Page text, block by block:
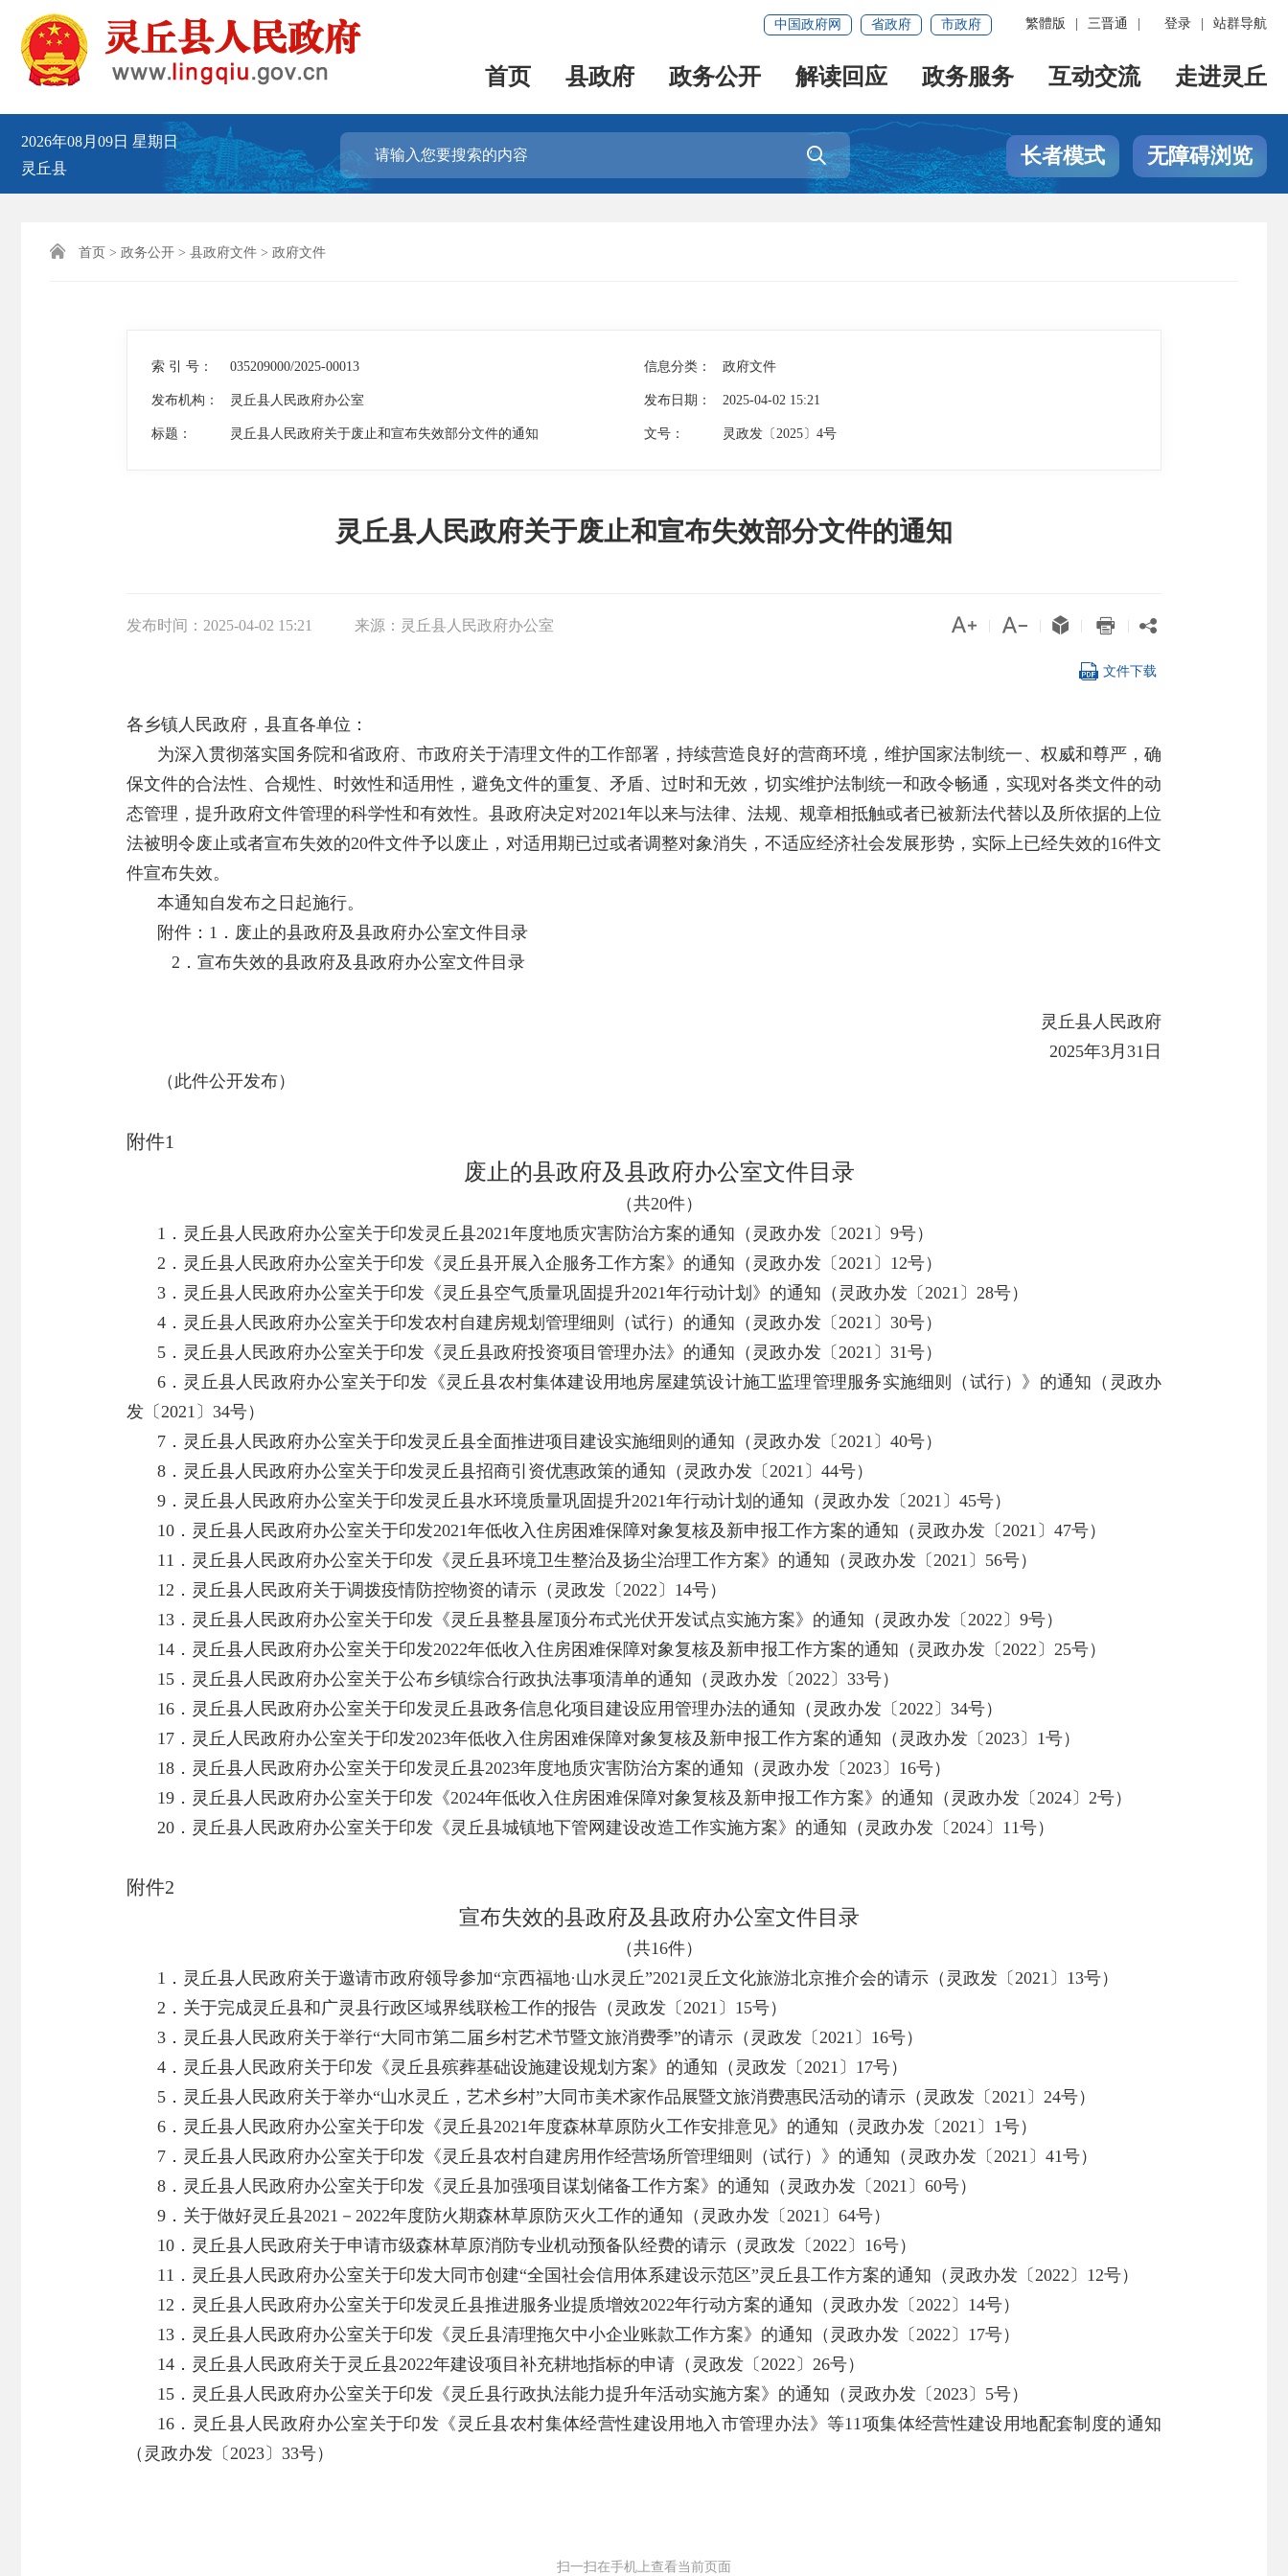
登录 站群导航
繁體版 三晋通
中国政府网 省政府 市政府
首页 县政府 政务公开 解读回应 政务服务 互动交流 走进灵丘
2026年08月09日 星期日
灵丘县
 长者模式 无障碍浏览
 首页 > 政务公开 > 县政府文件 > 政府文件
索 引 号： 035209000/2025-00013 信息分类： 政府文件
发布机构： 灵丘县人民政府办公室 发布日期： 2025-04-02 15:21
标题： 灵丘县人民政府关于废止和宣布失效部分文件的通知 文号： 灵政发〔2025〕4号
灵丘县人民政府关于废止和宣布失效部分文件的通知
发布时间： 2025-04-02 15:21 来源： 灵丘县人民政府办公室     
 文件下载
各乡镇人民政府，县直各单位：
为深入贯彻落实国务院和省政府、市政府关于清理文件的工作部署，持续营造良好的营商环境，维护国家法制统一、权威和尊严，确
保文件的合法性、合规性、时效性和适用性，避免文件的重复、矛盾、过时和无效，切实维护法制统一和政令畅通，实现对各类文件的动
态管理，提升政府文件管理的科学性和有效性。县政府决定对2021年以来与法律、法规、规章相抵触或者已被新法代替以及所依据的上位
法被明令废止或者宣布失效的20件文件予以废止，对适用期已过或者调整对象消失，不适应经济社会发展形势，实际上已经失效的16件文
件宣布失效。
本通知自发布之日起施行。
附件：1．废止的县政府及县政府办公室文件目录
2．宣布失效的县政府及县政府办公室文件目录
灵丘县人民政府
2025年3月31日
（此件公开发布）
附件1
废止的县政府及县政府办公室文件目录
（共20件）
1．灵丘县人民政府办公室关于印发灵丘县2021年度地质灾害防治方案的通知（灵政办发〔2021〕9号）
2．灵丘县人民政府办公室关于印发《灵丘县开展入企服务工作方案》的通知（灵政办发〔2021〕12号）
3．灵丘县人民政府办公室关于印发《灵丘县空气质量巩固提升2021年行动计划》的通知（灵政办发〔2021〕28号）
4．灵丘县人民政府办公室关于印发农村自建房规划管理细则（试行）的通知（灵政办发〔2021〕30号）
5．灵丘县人民政府办公室关于印发《灵丘县政府投资项目管理办法》的通知（灵政办发〔2021〕31号）
6．灵丘县人民政府办公室关于印发《灵丘县农村集体建设用地房屋建筑设计施工监理管理服务实施细则（试行）》的通知（灵政办
发〔2021〕34号）
7．灵丘县人民政府办公室关于印发灵丘县全面推进项目建设实施细则的通知（灵政办发〔2021〕40号）
8．灵丘县人民政府办公室关于印发灵丘县招商引资优惠政策的通知（灵政办发〔2021〕44号）
9．灵丘县人民政府办公室关于印发灵丘县水环境质量巩固提升2021年行动计划的通知（灵政办发〔2021〕45号）
10．灵丘县人民政府办公室关于印发2021年低收入住房困难保障对象复核及新申报工作方案的通知（灵政办发〔2021〕47号）
11．灵丘县人民政府办公室关于印发《灵丘县环境卫生整治及扬尘治理工作方案》的通知（灵政办发〔2021〕56号）
12．灵丘县人民政府关于调拨疫情防控物资的请示（灵政发〔2022〕14号）
13．灵丘县人民政府办公室关于印发《灵丘县整县屋顶分布式光伏开发试点实施方案》的通知（灵政办发〔2022〕9号）
14．灵丘县人民政府办公室关于印发2022年低收入住房困难保障对象复核及新申报工作方案的通知（灵政办发〔2022〕25号）
15．灵丘县人民政府办公室关于公布乡镇综合行政执法事项清单的通知（灵政办发〔2022〕33号）
16．灵丘县人民政府办公室关于印发灵丘县政务信息化项目建设应用管理办法的通知（灵政办发〔2022〕34号）
17．灵丘人民政府办公室关于印发2023年低收入住房困难保障对象复核及新申报工作方案的通知（灵政办发〔2023〕1号）
18．灵丘县人民政府办公室关于印发灵丘县2023年度地质灾害防治方案的通知（灵政办发〔2023〕16号）
19．灵丘县人民政府办公室关于印发《2024年低收入住房困难保障对象复核及新申报工作方案》的通知（灵政办发〔2024〕2号）
20．灵丘县人民政府办公室关于印发《灵丘县城镇地下管网建设改造工作实施方案》的通知（灵政办发〔2024〕11号）
附件2
宣布失效的县政府及县政府办公室文件目录
（共16件）
1．灵丘县人民政府关于邀请市政府领导参加“京西福地·山水灵丘”2021灵丘文化旅游北京推介会的请示（灵政发〔2021〕13号）
2．关于完成灵丘县和广灵县行政区域界线联检工作的报告（灵政发〔2021〕15号）
3．灵丘县人民政府关于举行“大同市第二届乡村艺术节暨文旅消费季”的请示（灵政发〔2021〕16号）
4．灵丘县人民政府关于印发《灵丘县殡葬基础设施建设规划方案》的通知（灵政发〔2021〕17号）
5．灵丘县人民政府关于举办“山水灵丘，艺术乡村”大同市美术家作品展暨文旅消费惠民活动的请示（灵政发〔2021〕24号）
6．灵丘县人民政府办公室关于印发《灵丘县2021年度森林草原防火工作安排意见》的通知（灵政办发〔2021〕1号）
7．灵丘县人民政府办公室关于印发《灵丘县农村自建房用作经营场所管理细则（试行）》的通知（灵政办发〔2021〕41号）
8．灵丘县人民政府办公室关于印发《灵丘县加强项目谋划储备工作方案》的通知（灵政办发〔2021〕60号）
9．关于做好灵丘县2021－2022年度防火期森林草原防灭火工作的通知（灵政办发〔2021〕64号）
10．灵丘县人民政府关于申请市级森林草原消防专业机动预备队经费的请示（灵政发〔2022〕16号）
11．灵丘县人民政府办公室关于印发大同市创建“全国社会信用体系建设示范区”灵丘县工作方案的通知（灵政办发〔2022〕12号）
12．灵丘县人民政府办公室关于印发灵丘县推进服务业提质增效2022年行动方案的通知（灵政办发〔2022〕14号）
13．灵丘县人民政府办公室关于印发《灵丘县清理拖欠中小企业账款工作方案》的通知（灵政办发〔2022〕17号）
14．灵丘县人民政府关于灵丘县2022年建设项目补充耕地指标的申请（灵政发〔2022〕26号）
15．灵丘县人民政府办公室关于印发《灵丘县行政执法能力提升年活动实施方案》的通知（灵政办发〔2023〕5号）
16．灵丘县人民政府办公室关于印发《灵丘县农村集体经营性建设用地入市管理办法》等11项集体经营性建设用地配套制度的通知
（灵政办发〔2023〕33号）
扫一扫在手机上查看当前页面